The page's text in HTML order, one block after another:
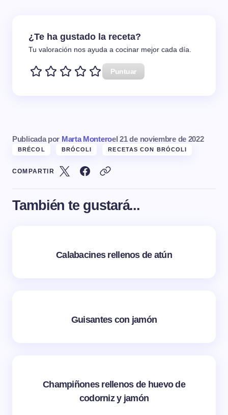
¿Te ha gustado la receta?
Tu valoración nos ayuda a cocinar mejor cada día.
Puntuar
Publicada por Marta Monteroel 21 de noviembre de 2022
BRÉCOL BRÓCOLI RECETAS CON BRÓCOLI
COMPARTIR
También te gustará...
Calabacines rellenos de atún
Guisantes con jamón
Champiñones rellenos de huevo de
codorniz y jamón